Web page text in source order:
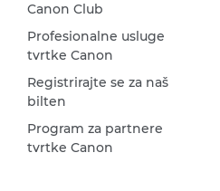
Canon Club
Profesionalne usluge
tvrtke Canon
Registrirajte se za naš
bilten
Program za partnere
tvrtke Canon